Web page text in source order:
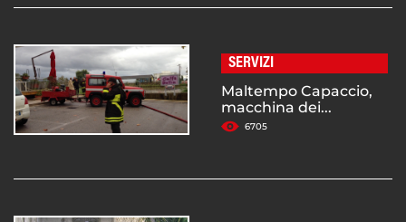
SERVIZI
Maltempo Capaccio,
macchina dei...
6705